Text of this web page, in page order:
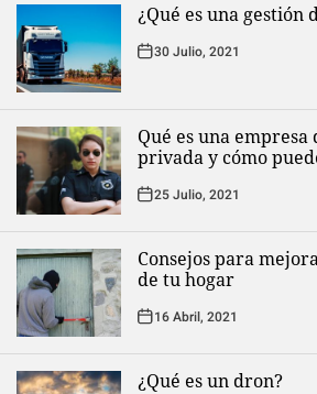
¿Qué es una gestión
30 Julio, 2021
Qué es una
privada y cómo
25 Julio, 2021
Consejos para
de tu hogar
16 Abril, 2021
¿Qué es un dron?